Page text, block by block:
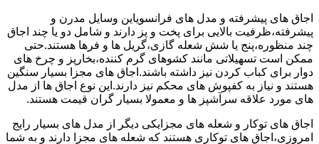
اجاق های پیشرفته و مدل های فرانسویاین وسایل مدرن و
پیشرفته،ظرفیت بالایی برای پخت و پز دارند و شامل دو یا چند اجاق
چند منظوره،پنج یا شش شعله گازی،گریل ها و فرها هستند.حتی
ممکن است تسهیلاتی مانند کشوهای گرم کننده،بخارپز و چرخ های
دوار برای کباب کردن نیز داشته باشند.اجاق های مجزا بسیار سنگین
هستند و نیاز به کفپوش های محکم نیز دارند.این نوع اجاق ها از مدل
های مورد علاقه سرآشپز ها و معمولا بسیار گران قیمت هستند.
اجاق های توکار و شعله های مجزایکی دیگر از مدل های بسیار رایج
امروزی،اجاق های توکاری هستند که شعله های مجزا دارند و به شما